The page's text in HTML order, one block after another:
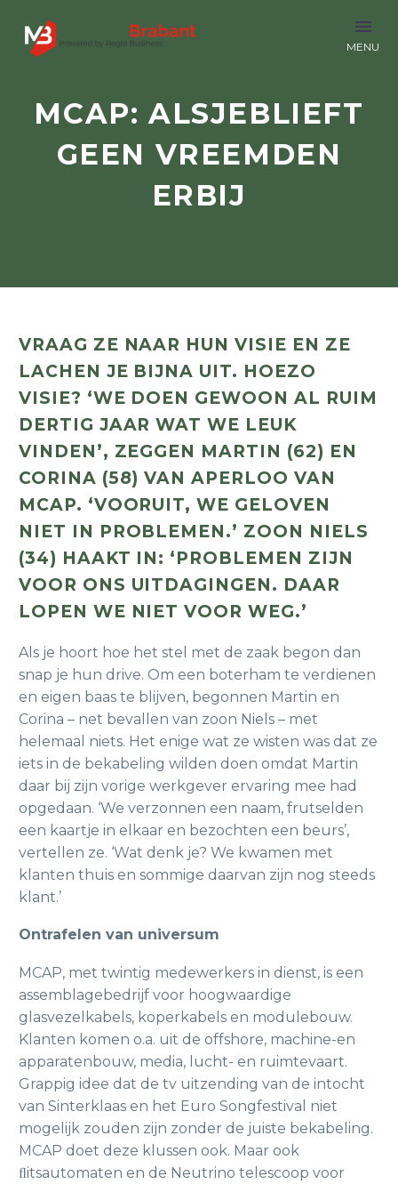
MCAP: ALSJEBLIEFT
GEEN VREEMDEN
ERBIJ
VRAAG ZE NAAR HUN VISIE EN ZE
LACHEN JE BIJNA UIT. HOEZO
VISIE? ‘WE DOEN GEWOON AL RUIM
DERTIG JAAR WAT WE LEUK
VINDEN’, ZEGGEN MARTIN (62) EN
CORINA (58) VAN APERLOO VAN
MCAP. ‘VOORUIT, WE GELOVEN
NIET IN PROBLEMEN.’ ZOON NIELS
(34) HAAKT IN: ‘PROBLEMEN ZIJN
VOOR ONS UITDAGINGEN. DAAR
LOPEN WE NIET VOOR WEG.’
Als je hoort hoe het stel met de zaak begon dan
snap je hun drive. Om een boterham te verdienen
en eigen baas te blijven, begonnen Martin en
Corina – net bevallen van zoon Niels – met
helemaal niets. Het enige wat ze wisten was dat ze
iets in de bekabeling wilden doen omdat Martin
daar bij zijn vorige werkgever ervaring mee had
opgedaan. ‘We verzonnen een naam, frutselden
een kaartje in elkaar en bezochten een beurs’,
vertellen ze. ‘Wat denk je? We kwamen met
klanten thuis en sommige daarvan zijn nog steeds
klant.’
Ontrafelen van universum
MCAP, met twintig medewerkers in dienst, is een
assemblagebedrijf voor hoogwaardige
glasvezelkabels, koperkabels en modulebouw.
Klanten komen o.a. uit de offshore, machine-en
apparatenbouw, media, lucht- en ruimtevaart.
Grappig idee dat de tv uitzending van de intocht
van Sinterklaas en het Euro Songfestival niet
mogelijk zouden zijn zonder de juiste bekabeling.
MCAP doet deze klussen ook. Maar ook
ﬂitsautomaten en de Neutrino telescoop voor